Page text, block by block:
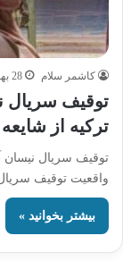
کاشمر سلام 28 بهمن 1400
توقیف سریال
ترکیه از
توقیف سریال نیسان
واقعیت توقیف
بیشتر بخوانید »